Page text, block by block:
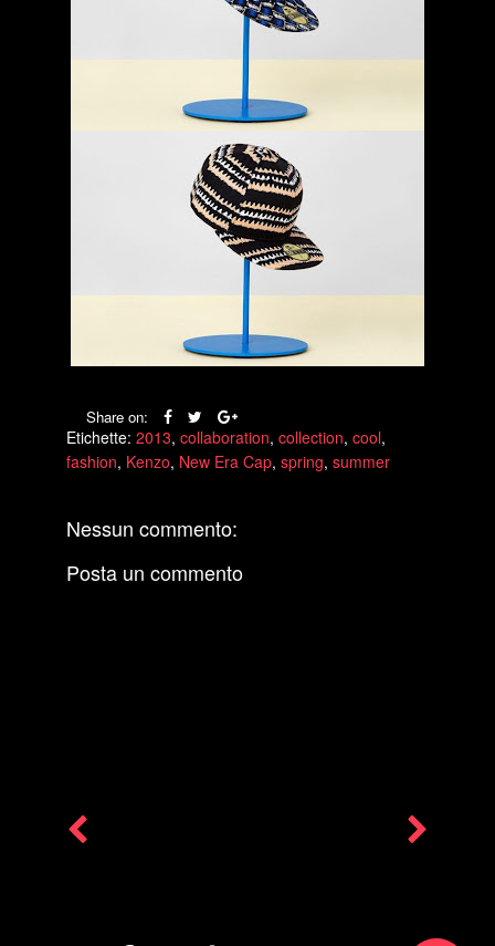
Share on:
Etichette: 2013, collaboration, collection, cool,
fashion, Kenzo, New Era Cap, spring, summer
Nessun commento:
Posta un commento